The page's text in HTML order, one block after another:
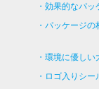
効果的なパッ
パッケージの
環境に優しい
ロゴ入りシー